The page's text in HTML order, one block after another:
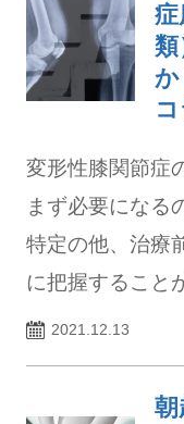
症
類
変形性膝関節症
まず必要になる
特定の他、治療
に把握すること
2021.12.13
朝